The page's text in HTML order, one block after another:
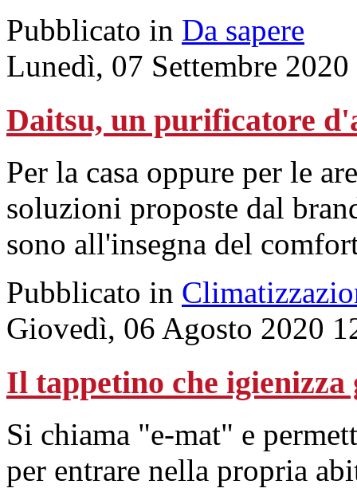
Pubblicato in Da sapere
Lunedì, 07 Settembre
Daitsu, un purificatore
Per la casa oppure per le
soluzioni proposte dal
sono all'insegna del
Pubblicato in
Giovedì, 06 Agosto 2020
Il tappetino che
Si chiama "e-mat" e
per entrare nella propria